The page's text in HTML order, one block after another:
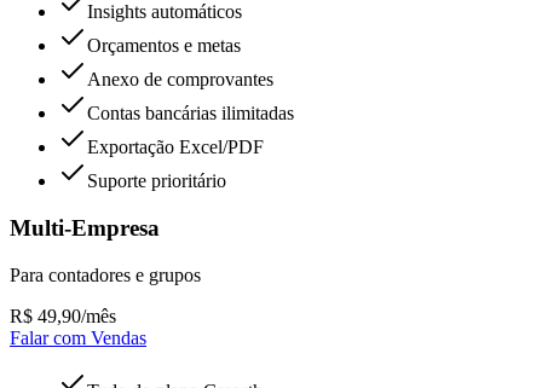
Insights automáticos
Orçamentos e metas
Anexo de comprovantes
Contas bancárias ilimitadas
Exportação Excel/PDF
Suporte prioritário
Multi-Empresa
Para contadores e grupos
R$ 49,90/mês
Falar com Vendas